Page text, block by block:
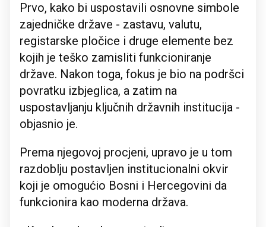
Prvo, kako bi uspostavili osnovne simbole
zajedničke države - zastavu, valutu,
registarske pločice i druge elemente bez
kojih je teško zamisliti funkcioniranje
države. Nakon toga, fokus je bio na podršci
povratku izbjeglica, a zatim na
uspostavljanju ključnih državnih institucija -
objasnio je.
Prema njegovoj procjeni, upravo je u tom
razdoblju postavljen institucionalni okvir
koji je omogućio Bosni i Hercegovini da
funkcionira kao moderna država.